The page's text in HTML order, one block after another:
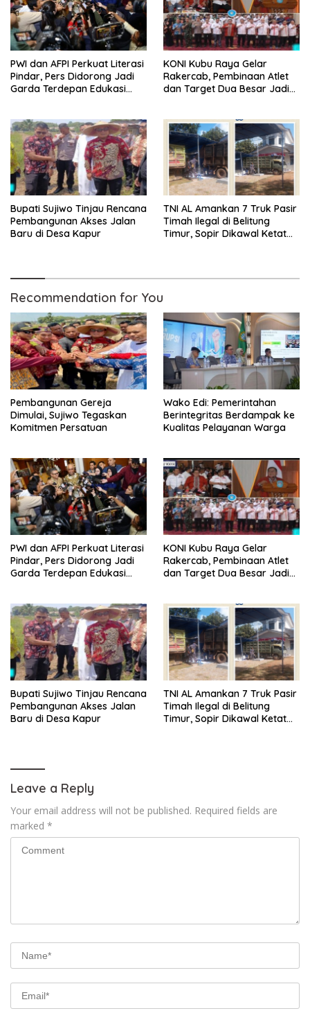
PWI dan AFPI Perkuat Literasi
Pindar, Pers Didorong Jadi
Garda Terdepan Edukasi
KONI Kubu Raya Gelar
Rakercab, Pembinaan Atlet
dan Target Dua Besar Jadi
Bupati Sujiwo Tinjau Rencana
Pembangunan Akses Jalan
Baru di Desa Kapur
TNI AL Amankan 7 Truk Pasir
Timah Ilegal di Belitung
Timur, Sopir Dikawal Ketat
Recommendation for You
Pembangunan Gereja
Dimulai, Sujiwo Tegaskan
Komitmen Persatuan
Wako Edi: Pemerintahan
Berintegritas Berdampak ke
Kualitas Pelayanan Warga
PWI dan AFPI Perkuat Literasi
Pindar, Pers Didorong Jadi
Garda Terdepan Edukasi
KONI Kubu Raya Gelar
Rakercab, Pembinaan Atlet
dan Target Dua Besar Jadi
Bupati Sujiwo Tinjau Rencana
Pembangunan Akses Jalan
Baru di Desa Kapur
TNI AL Amankan 7 Truk Pasir
Timah Ilegal di Belitung
Timur, Sopir Dikawal Ketat
Leave a Reply
Your email address will not be published. Required fields are
marked *